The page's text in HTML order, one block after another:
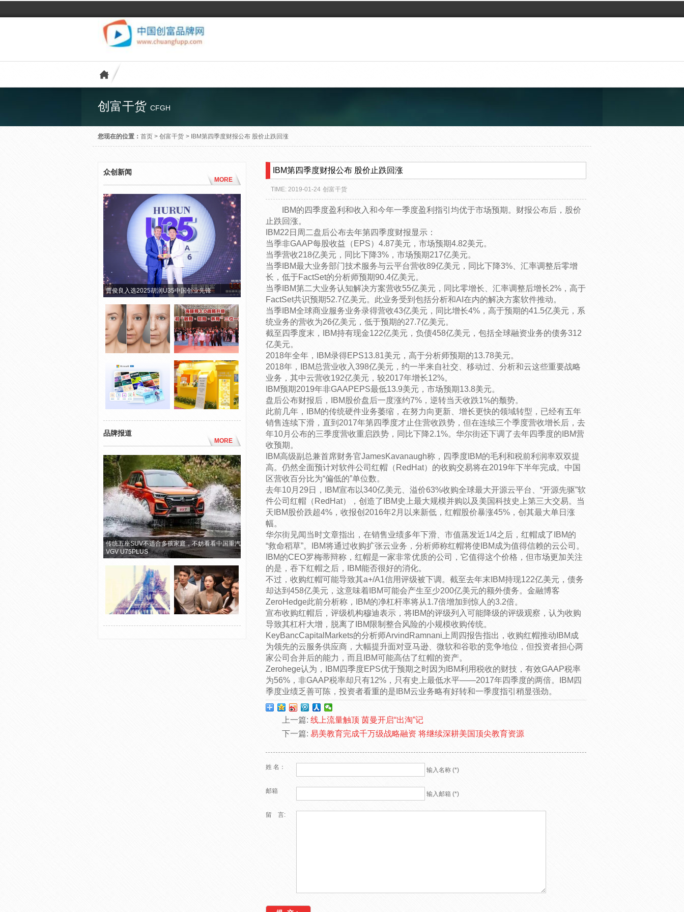
创富干货 CFGH
您现在的位置： 首页 > 创富干货 > IBM第四季度财报公布 股价止跌回涨
众创新闻
MORE
曹俊良入选2025胡润U35中国创业先锋
品牌报道
MORE
传统五座SUV不适合多孩家庭，不妨看看中国重汽
VGV U75PLUS
IBM第四季度财报公布 股价止跌回涨
TIME: 2019-01-24 创富干货
IBM的四季度盈利和收入和今年一季度盈利指引均优于市场预期。财报公布后，股价
止跌回涨。
IBM22日周二盘后公布去年第四季度财报显示：
当季非GAAP每股收益（EPS）4.87美元，市场预期4.82美元。
当季营收218亿美元，同比下降3%，市场预期217亿美元。
当季IBM最大业务部门技术服务与云平台营收89亿美元，同比下降3%、汇率调整后零增
长，低于FactSet的分析师预期90.4亿美元。
当季IBM第二大业务认知解决方案营收55亿美元，同比零增长、汇率调整后增长2%，高于
FactSet共识预期52.7亿美元。此业务受到包括分析和AI在内的解决方案软件推动。
当季IBM全球商业服务业务录得营收43亿美元，同比增长4%，高于预期的41.5亿美元，系
统业务的营收为26亿美元，低于预期的27.7亿美元。
截至四季度末，IBM持有现金122亿美元，负债458亿美元，包括全球融资业务的债务312
亿美元。
2018年全年，IBM录得EPS13.81美元，高于分析师预期的13.78美元。
2018年，IBM总营业收入398亿美元，约一半来自社交、移动过、分析和云这些重要战略
业务，其中云营收192亿美元，较2017年增长12%。
IBM预期2019年非GAAPEPS最低13.9美元，市场预期13.8美元。
盘后公布财报后，IBM股价盘后一度涨约7%，逆转当天收跌1%的颓势。
此前几年，IBM的传统硬件业务萎缩，在努力向更新、增长更快的领域转型，已经有五年
销售连续下滑，直到2017年第四季度才止住营收跌势，但在连续三个季度营收增长后，去
年10月公布的三季度营收重启跌势，同比下降2.1%。华尔街还下调了去年四季度的IBM营
收预期。
IBM高级副总兼首席财务官JamesKavanaugh称，四季度IBM的毛利和税前利润率双双提
高。仍然全面预计对软件公司红帽（RedHat）的收购交易将在2019年下半年完成。中国
区营收百分比为“偏低的”单位数。
去年10月29日，IBM宣布以340亿美元、溢价63%收购全球最大开源云平台、“开源先驱”软
件公司红帽（RedHat），创造了IBM史上最大规模并购以及美国科技史上第三大交易。当
天IBM股价跌超4%，收报创2016年2月以来新低，红帽股价暴涨45%，创其最大单日涨
幅。
华尔街见闻当时文章指出，在销售业绩多年下滑、市值蒸发近1/4之后，红帽成了IBM的
“救命稻草”。IBM将通过收购扩张云业务，分析师称红帽将使IBM成为值得信赖的云公司。
IBM的CEO罗梅蒂辩称，红帽是一家非常优质的公司，它值得这个价格，但市场更加关注
的是，吞下红帽之后，IBM能否很好的消化。
不过，收购红帽可能导致其a+/A1信用评级被下调。截至去年末IBM持现122亿美元，债务
却达到458亿美元，这意味着IBM可能会产生至少200亿美元的额外债务。金融博客
ZeroHedge此前分析称，IBM的净杠杆率将从1.7倍增加到惊人的3.2倍。
宣布收购红帽后，评级机构穆迪表示，将IBM的评级列入可能降级的评级观察，认为收购
导致其杠杆大增，脱离了IBM限制整合风险的小规模收购传统。
KeyBancCapitalMarkets的分析师ArvindRamnani上周四报告指出，收购红帽推动IBM成
为领先的云服务供应商，大幅提升面对亚马逊、微软和谷歌的竞争地位，但投资者担心两
家公司合并后的能力，而且IBM可能高估了红帽的资产。
Zerohege认为，IBM四季度EPS优于预期之时因为IBM利用税收的财技，有效GAAP税率
为56%，非GAAP税率却只有12%，只有史上最低水平——2017年四季度的两倍。IBM四
季度业绩乏善可陈，投资者看重的是IBM云业务略有好转和一季度指引稍显强劲。
上一篇: 线上流量触顶 茵曼开启“出淘”记
下一篇: 易美教育完成千万级战略融资 将继续深耕美国顶尖教育资源
姓 名： 输入名称 (*)
邮箱 输入邮箱 (*)
留 言: